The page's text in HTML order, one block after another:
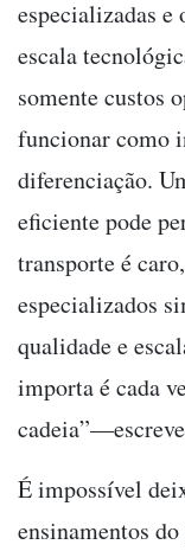
especializadas e
escala
somente custos
funcionar como
diferenciação.
eficiente pode
transporte é
especializados
qualidade e
importa é cada
É impossível
ensinamentos